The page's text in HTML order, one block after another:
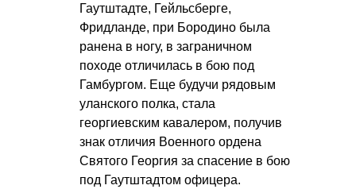
Гаутштадте, Гейльсберге,
Фридланде, при Бородино была
ранена в ногу, в заграничном
походе отличилась в бою под
Гамбургом. Еще будучи рядовым
уланского полка, стала
георгиевским кавалером, получив
знак отличия Военного ордена
Святого Георгия за спасение в бою
под Гаутштадтом офицера.